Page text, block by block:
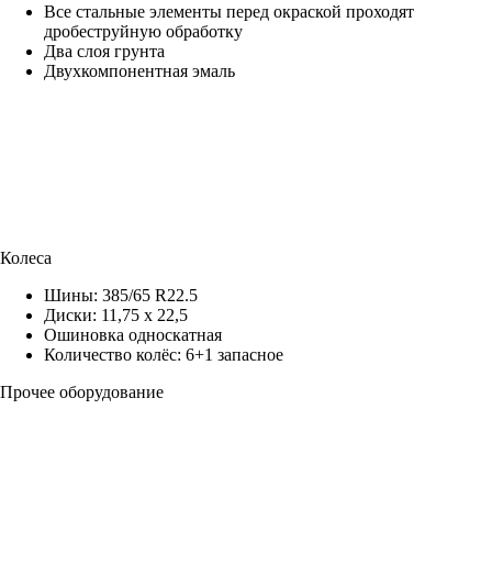
Все стальные элементы перед окраской проходят
дробеструйную обработку
Два слоя грунта
Двухкомпонентная эмаль
Колеса
Шины: 385/65 R22.5
Диски: 11,75 х 22,5
Ошиновка односкатная
Количество колёс: 6+1 запасное
Прочее оборудование